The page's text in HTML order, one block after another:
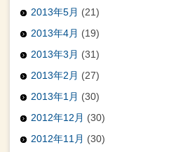
2013年5月 (21)
2013年4月 (19)
2013年3月 (31)
2013年2月 (27)
2013年1月 (30)
2012年12月 (30)
2012年11月 (30)